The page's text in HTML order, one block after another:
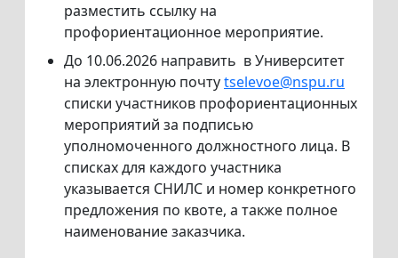
разместить ссылку на
профориентационное мероприятие.
До 10.06.2026 направить в Университет
на электронную почтуtselevoe@nspu.ru
списки участников профориентационных
мероприятий за подписью
уполномоченного должностного лица. В
списках для каждого участника
указывается СНИЛС и номер конкретного
предложения по квоте, а также полное
наименование заказчика.